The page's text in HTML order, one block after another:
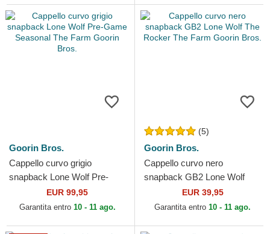
Goorin Bros.
Cappello curvo grigio
snapback Lone Wolf Pre-
Game Seasonal The Farm
Goorin Bros.
EUR 99,95
Garantita entro 10 - 11 ago.
(5)
Goorin Bros.
Cappello curvo nero
snapback GB2 Lone Wolf
The Rocker The Farm Goorin
Bros.
EUR 39,95
Garantita entro 10 - 11 ago.